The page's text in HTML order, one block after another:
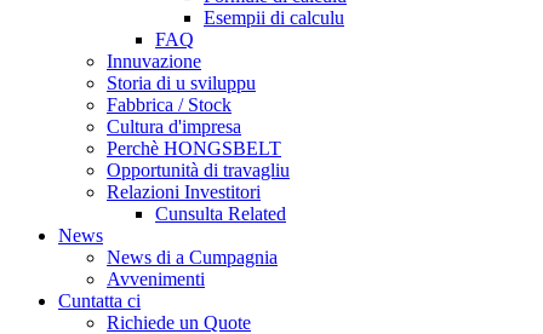
Esempii di calculu
FAQ
Innuvazione
Storia di u sviluppu
Fabbrica / Stock
Cultura d'impresa
Perchè HONGSBELT
Opportunità di travagliu
Relazioni Investitori
Cunsulta Related
News
News di a Cumpagnia
Avvenimenti
Cuntatta ci
Richiede un Quote